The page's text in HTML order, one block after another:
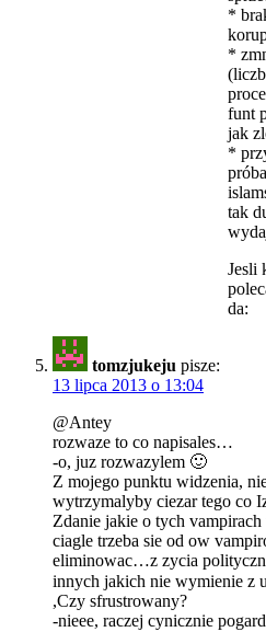
*
*
funt
jak
*
tak
Jesli
da:
tomzjukeju pisze:
13 lipca 2013 o 13:04
@Antey
rozwaze to co napisales…
-o, juz rozwazylem 🙂
Z mojego punktu widzenia,
wytrzymalyby ciezar tego co
Zdanie jakie o tych
ciagle trzeba sie od ow
eliminowac…z zycia
innych jakich nie wymienie z
,Czy sfrustrowany?
-nieee, raczej cynicznie